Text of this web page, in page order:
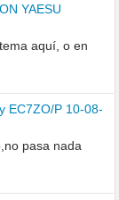
YAESU
aquí, o en
EC7ZO/P 10-08-
pasa nada